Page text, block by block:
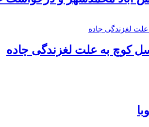
کوچ به علت لغزندگی جاده